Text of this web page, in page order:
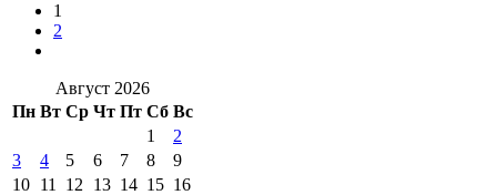
1
2
Август 2026
Пн Вт Ср Чт Пт Сб Вс
1
2
3
4 5 6 7 8
9
10 11 12 13 14 15 16